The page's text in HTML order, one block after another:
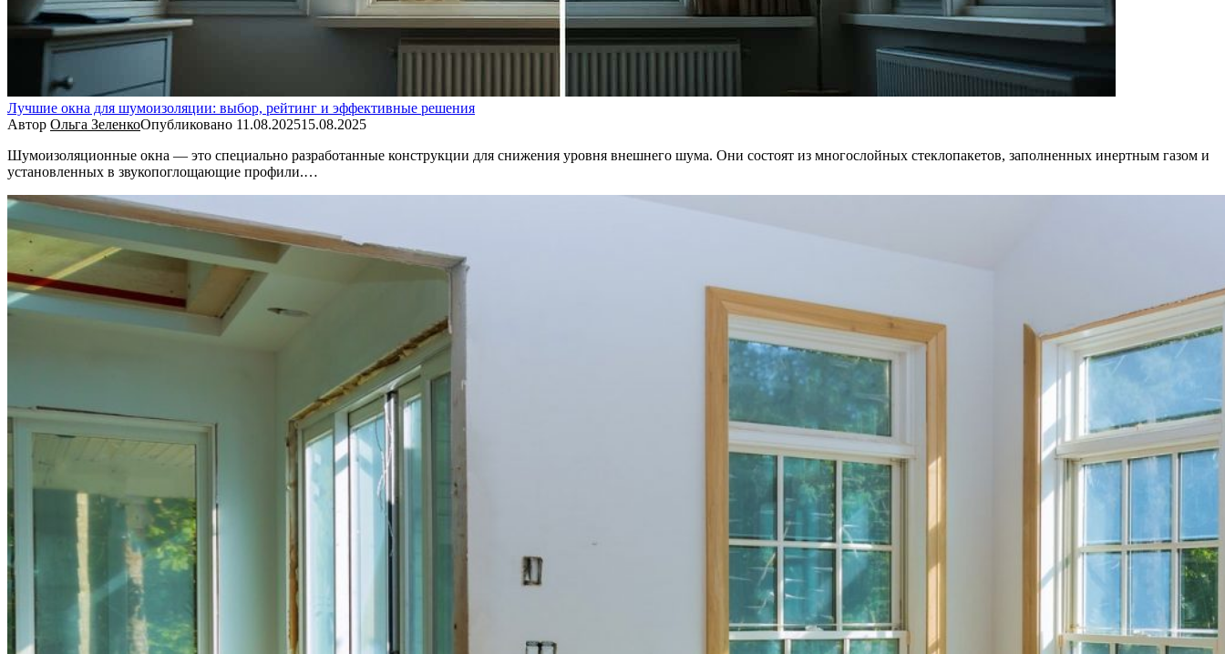
Лучшие окна для шумоизоляции: выбор, рейтинг и эффективные решения
Автор Ольга ЗеленкоОпубликовано 11.08.202515.08.2025
Шумоизоляционные окна — это специально разработанные конструкции для снижения уровня внешнего шума. Они состоят из многослойных стеклопакетов, заполненных инертным газом и
установленных в звукопоглощающие профили.…